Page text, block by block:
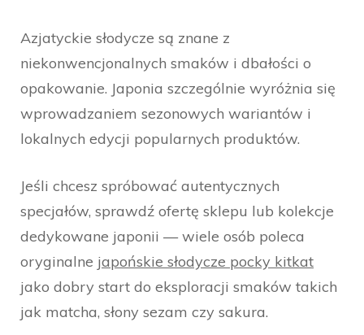
Azjatyckie słodycze są znane z
niekonwencjonalnych smaków i dbałości o
opakowanie. Japonia szczególnie wyróżnia się
wprowadzaniem sezonowych wariantów i
lokalnych edycji popularnych produktów.
Jeśli chcesz spróbować autentycznych
specjałów, sprawdź ofertę sklepu lub kolekcje
dedykowane japonii — wiele osób poleca
oryginalne japońskie słodycze pocky kitkat
jako dobry start do eksploracji smaków takich
jak matcha, słony sezam czy sakura.